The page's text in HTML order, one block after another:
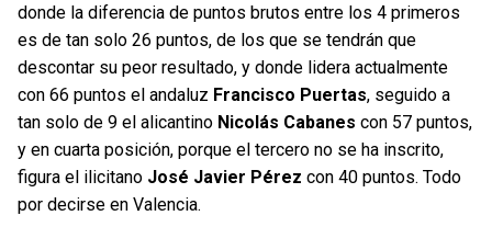
donde la diferencia de puntos brutos entre los 4 primeros
es de tan solo 26 puntos, de los que se tendrán que
descontar su peor resultado, y donde lidera actualmente
con 66 puntos el andaluz Francisco Puertas, seguido a
tan solo de 9 el alicantino Nicolás Cabanes con 57 puntos,
y en cuarta posición, porque el tercero no se ha inscrito,
figura el ilicitano José Javier Pérez con 40 puntos. Todo
por decirse en Valencia.